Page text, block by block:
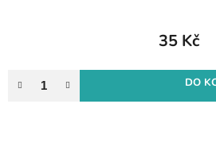
35 Kč
DO